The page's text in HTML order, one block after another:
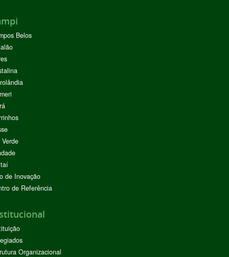
Belos
de Inovação
de Referência
Organizacional